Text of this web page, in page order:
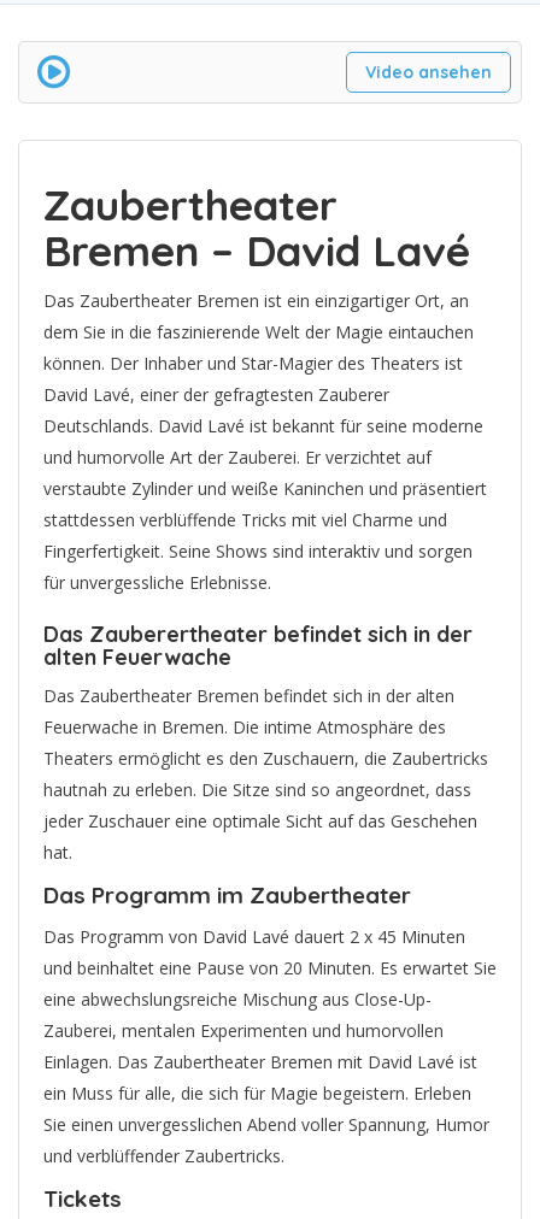
Video ansehen
Zaubertheater
Bremen – David Lavé
Das Zaubertheater Bremen ist ein einzigartiger Ort, an
dem Sie in die faszinierende Welt der Magie eintauchen
können. Der Inhaber und Star-Magier des Theaters ist
David Lavé, einer der gefragtesten Zauberer
Deutschlands. David Lavé ist bekannt für seine moderne
und humorvolle Art der Zauberei. Er verzichtet auf
verstaubte Zylinder und weiße Kaninchen und präsentiert
stattdessen verblüffende Tricks mit viel Charme und
Fingerfertigkeit. Seine Shows sind interaktiv und sorgen
für unvergessliche Erlebnisse.
Das Zauberertheater befindet sich in der
alten Feuerwache
Das Zaubertheater Bremen befindet sich in der alten
Feuerwache in Bremen. Die intime Atmosphäre des
Theaters ermöglicht es den Zuschauern, die Zaubertricks
hautnah zu erleben. Die Sitze sind so angeordnet, dass
jeder Zuschauer eine optimale Sicht auf das Geschehen
hat.
Das Programm im Zaubertheater
Das Programm von David Lavé dauert 2 x 45 Minuten
und beinhaltet eine Pause von 20 Minuten. Es erwartet Sie
eine abwechslungsreiche Mischung aus Close-Up-
Zauberei, mentalen Experimenten und humorvollen
Einlagen. Das Zaubertheater Bremen mit David Lavé ist
ein Muss für alle, die sich für Magie begeistern. Erleben
Sie einen unvergesslichen Abend voller Spannung, Humor
und verblüffender Zaubertricks.
Tickets